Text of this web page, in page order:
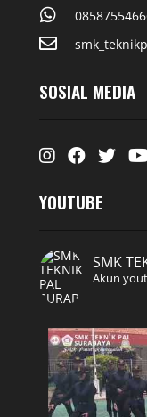
SOSIAL MEDIA
Instagram
FacebookTwitter
YOUTUBE
SMK
Akun